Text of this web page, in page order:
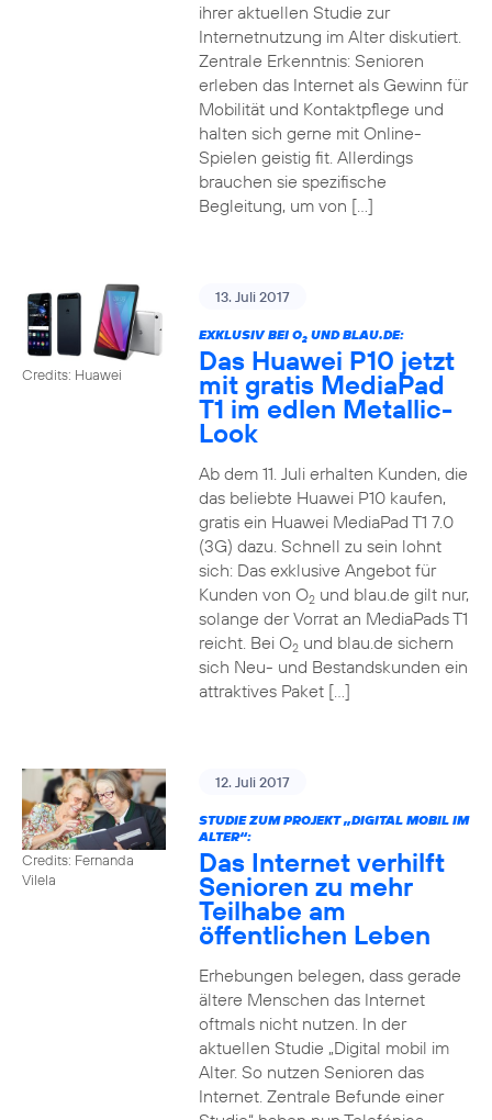
ihrer aktuellen Studie zur
Internetnutzung im Alter diskutiert.
Zentrale Erkenntnis: Senioren
erleben das Internet als Gewinn für
Mobilität und Kontaktpflege und
halten sich gerne mit Online-
Spielen geistig fit. Allerdings
brauchen sie spezifische
Begleitung, um von […]
Credits: Huawei
13. Juli 2017
EXKLUSIV BEI O2UND BLAU.DE:
Das Huawei P10 jetzt
mit gratis MediaPad
T1 im edlen Metallic-
Look
Ab dem 11. Juli erhalten Kunden, die
das beliebte Huawei P10 kaufen,
gratis ein Huawei MediaPad T1 7.0
(3G) dazu. Schnell zu sein lohnt
sich: Das exklusive Angebot für
Kunden von O2und blau.de gilt nur,
solange der Vorrat an MediaPads T1
reicht. Bei O2und blau.de sichern
sich Neu- und Bestandskunden ein
attraktives Paket […]
Credits: Fernanda
Vilela
12. Juli 2017
STUDIE ZUM PROJEKT „DIGITAL MOBIL IM
ALTER“:
Das Internet verhilft
Senioren zu mehr
Teilhabe am
öffentlichen Leben
Erhebungen belegen, dass gerade
ältere Menschen das Internet
oftmals nicht nutzen. In der
aktuellen Studie „Digital mobil im
Alter. So nutzen Senioren das
Internet. Zentrale Befunde einer